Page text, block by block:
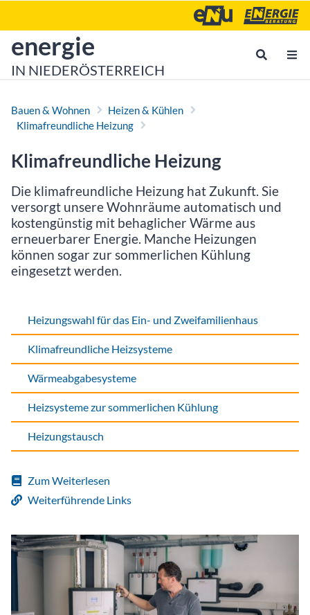
Energie- und
zur Startseite von
energie
IN NIEDERÖSTERREICH
Bauen & Wohnen
Heizen & Kühlen
Klimafreundliche Heizung
Klimafreundliche Heizung
Die klimafreundliche Heizung hat Zukunft. Sie
versorgt unsere Wohnräume automatisch und
kostengünstig mit behaglicher Wärme aus
erneuerbarer Energie. Manche Heizungen
können sogar zur sommerlichen Kühlung
eingesetzt werden.
Heizungswahl für das Ein- und Zweifamilienhaus
Klimafreundliche Heizsysteme
Wärmeabgabesysteme
Heizsysteme zur sommerlichen Kühlung
Heizungstausch
Zum Weiterlesen
Weiterführende Links